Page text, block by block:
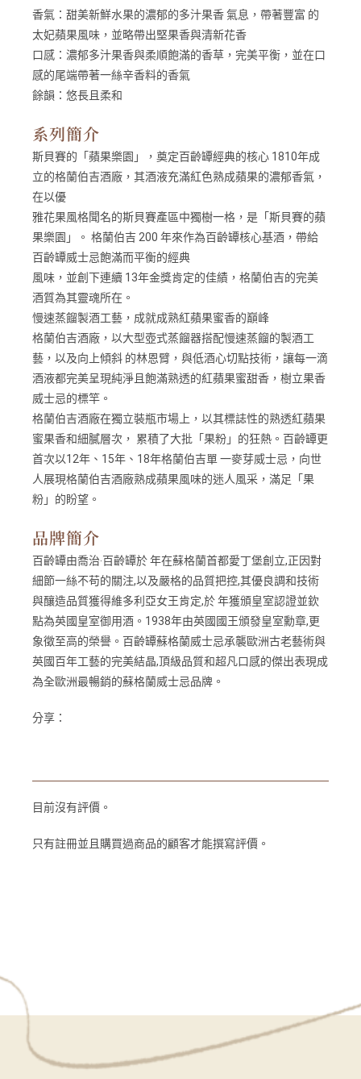
香氣： 甜美新鮮水果的濃郁的多汁果香 氣息，帶著豐富 的
太妃蘋果風味，並略帶出堅果香與清新花香
口感： 濃郁多汁果香與柔順飽滿的香草，完美平衡，並在口
感的尾端帶著一絲辛香料的香氣
餘韻： 悠長且柔和
系列簡介
斯貝賽的「蘋果樂園」，奠定百齡罈經典的核心 1810年成
立的格蘭伯吉酒廠，其酒液充滿紅色熟成蘋果的濃郁香氣，
在以優
雅花果風格聞名的斯貝賽產區中獨樹一格，是「斯貝賽的蘋
果樂園」。 格蘭伯吉 200 年來作為百齡罈核心基酒，帶給
百齡罈威士忌飽滿而平衡的經典
風味，並創下連續 13年金獎肯定的佳績，格蘭伯吉的完美
酒質為其靈魂所在。
慢速蒸餾製酒工藝，成就成熟紅蘋果蜜香的巔峰
格蘭伯吉酒廠，以大型壺式蒸餾器搭配慢速蒸餾的製酒工
藝，以及向上傾斜 的林恩臂，與低酒心切點技術，讓每一滴
酒液都完美呈現純淨且飽滿熟透的紅蘋果蜜甜香，樹立果香
威士忌的標竿。
格蘭伯吉酒廠在獨立裝瓶市場上，以其標誌性的熟透紅蘋果
蜜果香和細膩層次， 累積了大批「果粉」的狂熱。百齡罈更
首次以12年、15年、18年格蘭伯吉單 一麥芽威士忌，向世
人展現格蘭伯吉酒廠熟成蘋果風味的迷人風采，滿足「果
粉」的盼望。
品牌簡介
百齡罈由喬治‧百齡罈於 年在蘇格蘭首都愛丁堡創立,正因對
細節一絲不苟的關注,以及嚴格的品質把控,其優良調和技術
與釀造品質獲得維多利亞女王肯定,於 年獲頒皇室認證並欽
點為英國皇室御用酒。1938年由英國國王頒發皇室勳章,更
象徵至高的榮譽。百齡罈蘇格蘭威士忌承襲歐洲古老藝術與
英國百年工藝的完美結晶,頂級品質和超凡口感的傑出表現成
為全歐洲最暢銷的蘇格蘭威士忌品牌。
分享：
目前沒有評價。
只有註冊並且購買過商品的顧客才能撰寫評價。